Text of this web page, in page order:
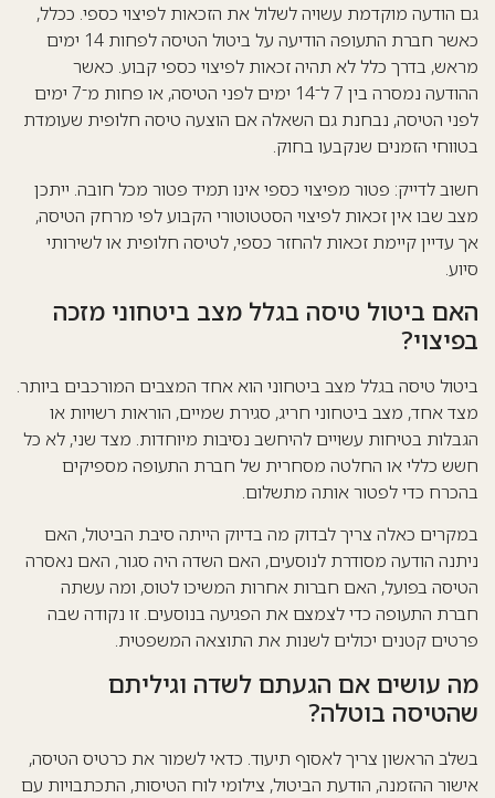
גם הודעה מוקדמת עשויה לשלול את הזכאות לפיצוי כספי. ככלל,
כאשר חברת התעופה הודיעה על ביטול הטיסה לפחות 14 ימים
מראש, בדרך כלל לא תהיה זכאות לפיצוי כספי קבוע. כאשר
ההודעה נמסרה בין 7 ל־14 ימים לפני הטיסה, או פחות מ־7 ימים
לפני הטיסה, נבחנת גם השאלה אם הוצעה טיסה חלופית שעומדת
בטווחי הזמנים שנקבעו בחוק.
חשוב לדייק: פטור מפיצוי כספי אינו תמיד פטור מכל חובה. ייתכן
מצב שבו אין זכאות לפיצוי הסטטוטורי הקבוע לפי מרחק הטיסה,
אך עדיין קיימת זכאות להחזר כספי, לטיסה חלופית או לשירותי
סיוע.
האם ביטול טיסה בגלל מצב ביטחוני מזכה
בפיצוי?
ביטול טיסה בגלל מצב ביטחוני הוא אחד המצבים המורכבים ביותר.
מצד אחד, מצב ביטחוני חריג, סגירת שמיים, הוראות רשויות או
הגבלות בטיחות עשויים להיחשב נסיבות מיוחדות. מצד שני, לא כל
חשש כללי או החלטה מסחרית של חברת התעופה מספיקים
בהכרח כדי לפטור אותה מתשלום.
במקרים כאלה צריך לבדוק מה בדיוק הייתה סיבת הביטול, האם
ניתנה הודעה מסודרת לנוסעים, האם השדה היה סגור, האם נאסרה
הטיסה בפועל, האם חברות אחרות המשיכו לטוס, ומה עשתה
חברת התעופה כדי לצמצם את הפגיעה בנוסעים. זו נקודה שבה
פרטים קטנים יכולים לשנות את התוצאה המשפטית.
מה עושים אם הגעתם לשדה וגיליתם
שהטיסה בוטלה?
בשלב הראשון צריך לאסוף תיעוד. כדאי לשמור את כרטיס הטיסה,
אישור ההזמנה, הודעת הביטול, צילומי לוח הטיסות, התכתבויות עם